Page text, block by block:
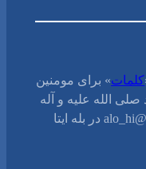
کلمات» برای مومنین
الله علیه و آله
| {ارتباط با بخش فنی : شناسه @alo_hi در بله ایتا